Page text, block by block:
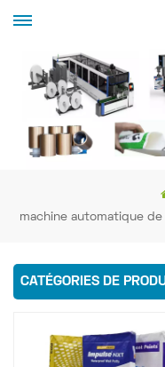
machine automatique
CATÉGORIES DE